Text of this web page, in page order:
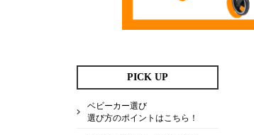
PICK UP
ベビーカー選び
選び方のポイントはこちら！